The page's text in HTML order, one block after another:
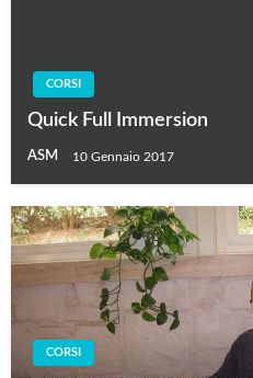
CORSI
Quick Full Immersion
ASM 10 Gennaio 2017
CORSI